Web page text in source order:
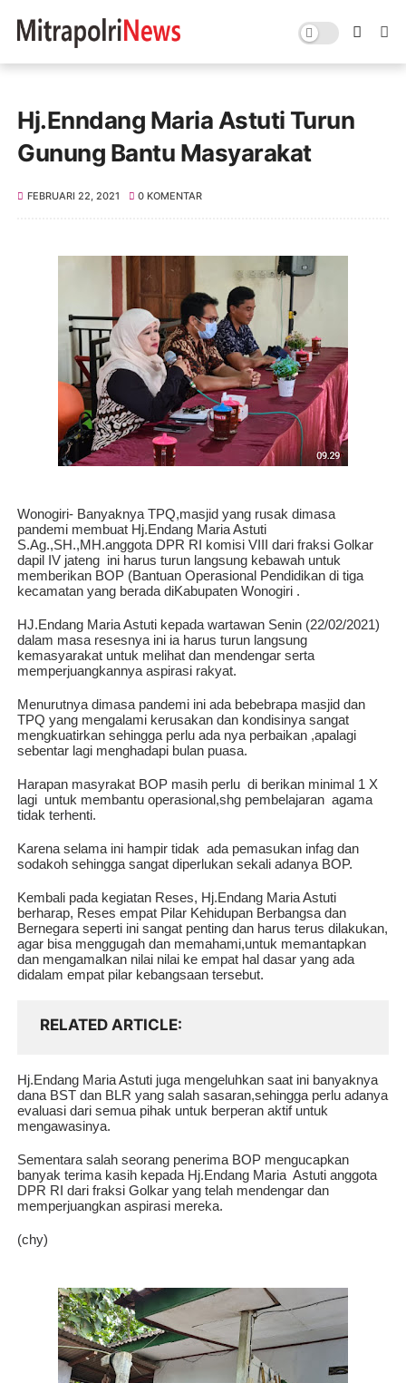
Hj.Enndang Maria Astuti Turun
Gunung Bantu Masyarakat
FEBRUARI 22, 2021 0 KOMENTAR
Wonogiri- Banyaknya TPQ,masjid yang rusak dimasa
pandemi membuat Hj.Endang Maria Astuti
S.Ag.,SH.,MH.anggota DPR RI komisi VIII dari fraksi Golkar
dapil IV jateng ini harus turun langsung kebawah untuk
memberikan BOP (Bantuan Operasional Pendidikan di tiga
kecamatan yang berada diKabupaten Wonogiri .
HJ.Endang Maria Astuti kepada wartawan Senin (22/02/2021)
dalam masa resesnya ini ia harus turun langsung
kemasyarakat untuk melihat dan mendengar serta
memperjuangkannya aspirasi rakyat.
Menurutnya dimasa pandemi ini ada bebebrapa masjid dan
TPQ yang mengalami kerusakan dan kondisinya sangat
mengkuatirkan sehingga perlu ada nya perbaikan ,apalagi
sebentar lagi menghadapi bulan puasa.
Harapan masyrakat BOP masih perlu di berikan minimal 1 X
lagi untuk membantu operasional,shg pembelajaran agama
tidak terhenti.
Karena selama ini hampir tidak ada pemasukan infag dan
sodakoh sehingga sangat diperlukan sekali adanya BOP.
Kembali pada kegiatan Reses, Hj.Endang Maria Astuti
berharap, Reses empat Pilar Kehidupan Berbangsa dan
Bernegara seperti ini sangat penting dan harus terus dilakukan,
agar bisa menggugah dan memahami,untuk memantapkan
dan mengamalkan nilai nilai ke empat hal dasar yang ada
didalam empat pilar kebangsaan tersebut.
RELATED ARTICLE
Hj.Endang Maria Astuti juga mengeluhkan saat ini banyaknya
dana BST dan BLR yang salah sasaran,sehingga perlu adanya
evaluasi dari semua pihak untuk berperan aktif untuk
mengawasinya.
Sementara salah seorang penerima BOP mengucapkan
banyak terima kasih kepada Hj.Endang Maria Astuti anggota
DPR RI dari fraksi Golkar yang telah mendengar dan
memperjuangkan aspirasi mereka.
(chy)